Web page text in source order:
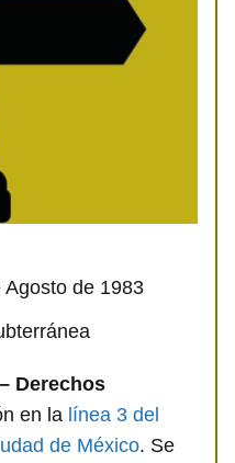
de 1983
Derechos
en la línea 3 del
de México. Se